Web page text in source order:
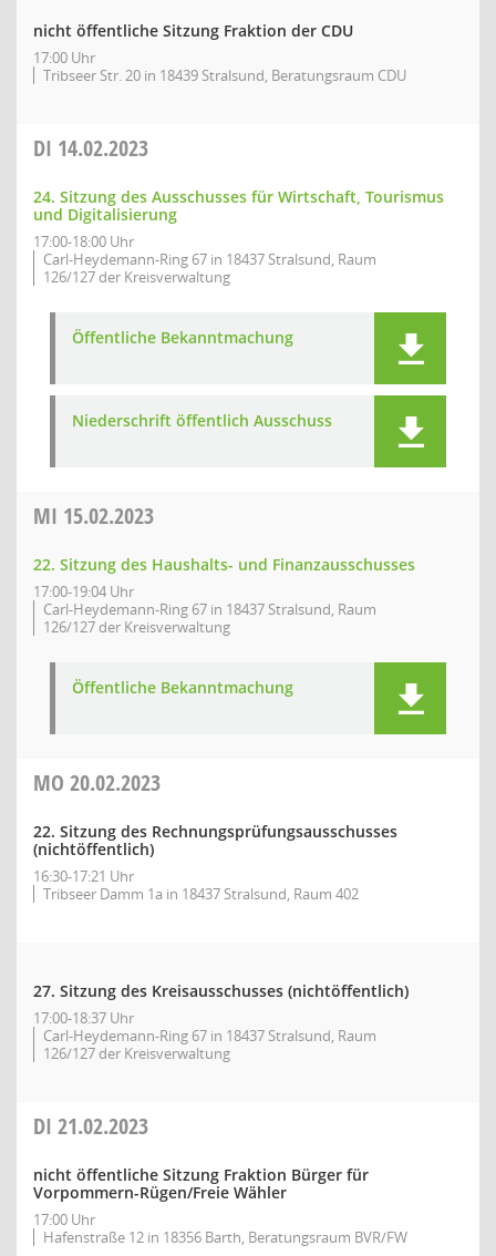
nicht öffentliche Sitzung Fraktion der CDU
17:00 Uhr
Tribseer Str. 20 in 18439 Stralsund, Beratungsraum CDU
DI 14.02.2023
24. Sitzung des Ausschusses für Wirtschaft, Tourismus
und Digitalisierung
17:00-18:00 Uhr
Carl-Heydemann-Ring 67 in 18437 Stralsund, Raum
126/127 der Kreisverwaltung
Öffentliche Bekanntmachung
Niederschrift öffentlich Ausschuss
MI 15.02.2023
22. Sitzung des Haushalts- und Finanzausschusses
17:00-19:04 Uhr
Carl-Heydemann-Ring 67 in 18437 Stralsund, Raum
126/127 der Kreisverwaltung
Öffentliche Bekanntmachung
MO 20.02.2023
22. Sitzung des Rechnungsprüfungsausschusses
(nichtöffentlich)
16:30-17:21 Uhr
Tribseer Damm 1a in 18437 Stralsund, Raum 402
27. Sitzung des Kreisausschusses (nichtöffentlich)
17:00-18:37 Uhr
Carl-Heydemann-Ring 67 in 18437 Stralsund, Raum
126/127 der Kreisverwaltung
DI 21.02.2023
nicht öffentliche Sitzung Fraktion Bürger für
Vorpommern-Rügen/Freie Wähler
17:00 Uhr
Hafenstraße 12 in 18356 Barth, Beratungsraum BVR/FW